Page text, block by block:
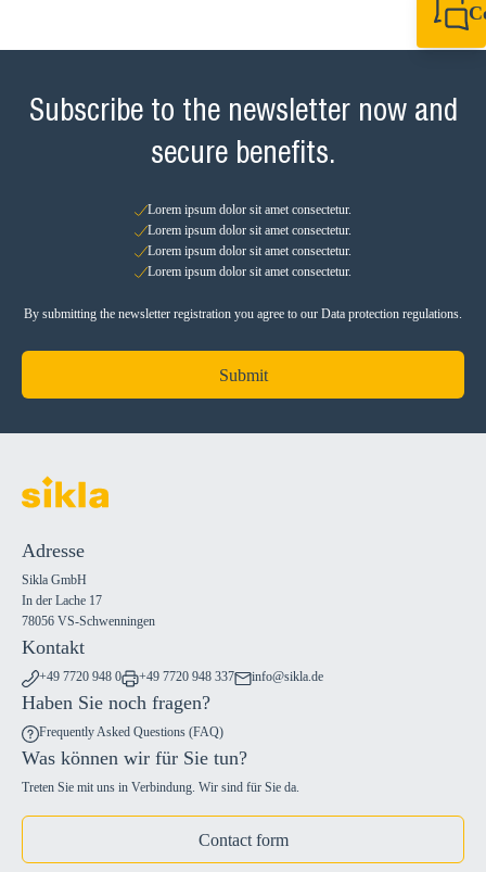
Subscribe to the newsletter now and
secure benefits.
Lorem ipsum dolor sit amet consectetur.
Lorem ipsum dolor sit amet consectetur.
Lorem ipsum dolor sit amet consectetur.
Lorem ipsum dolor sit amet consectetur.
By submitting the newsletter registration you agree to our Data protection regulations.
Submit
Adresse
Sikla GmbH
In der Lache 17
78056 VS-Schwenningen
Kontakt
+49 7720 948 0 +49 7720 948 337 info@sikla.de
Haben Sie noch fragen?
Frequently Asked Questions (FAQ)
Was können wir für Sie tun?
Treten Sie mit uns in Verbindung. Wir sind für Sie da.
Contact form